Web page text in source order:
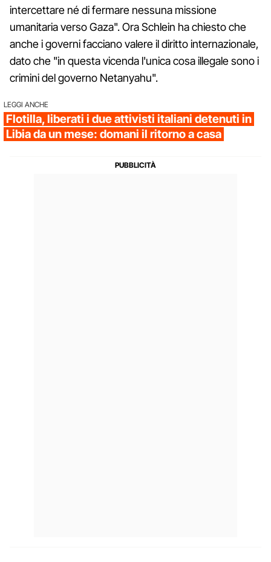
intercettare né di fermare nessuna missione
umanitaria verso Gaza". Ora Schlein ha chiesto che
anche i governi facciano valere il diritto internazionale,
dato che "in questa vicenda l'unica cosa illegale sono i
crimini del governo Netanyahu".
LEGGI ANCHE
Flotilla, liberati i due attivisti italiani detenuti in
Libia da un mese: domani il ritorno a casa